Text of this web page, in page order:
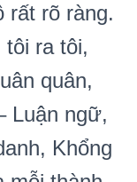
rất rõ ràng.
tôi ra tôi,
quân,
Luận ngữ,
Khổng